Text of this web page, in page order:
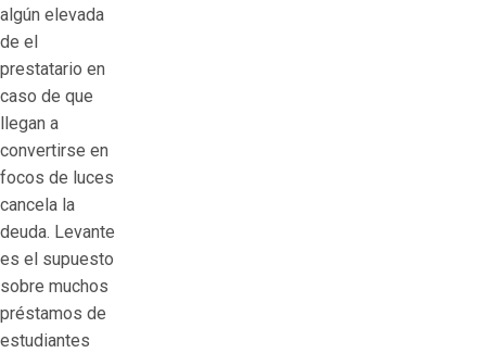
algún elevada
de el
prestatario en
caso de que
llegan a
convertirse en
focos de luces
cancela la
deuda. Levante
es el supuesto
sobre muchos
préstamos de
estudiantes